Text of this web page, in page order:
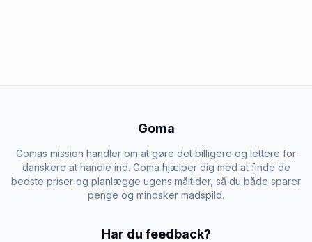
Goma
Gomas mission handler om at gøre det billigere og lettere for
danskere at handle ind. Goma hjælper dig med at finde de
bedste priser og planlægge ugens måltider, så du både sparer
penge og mindsker madspild.
Har du feedback?